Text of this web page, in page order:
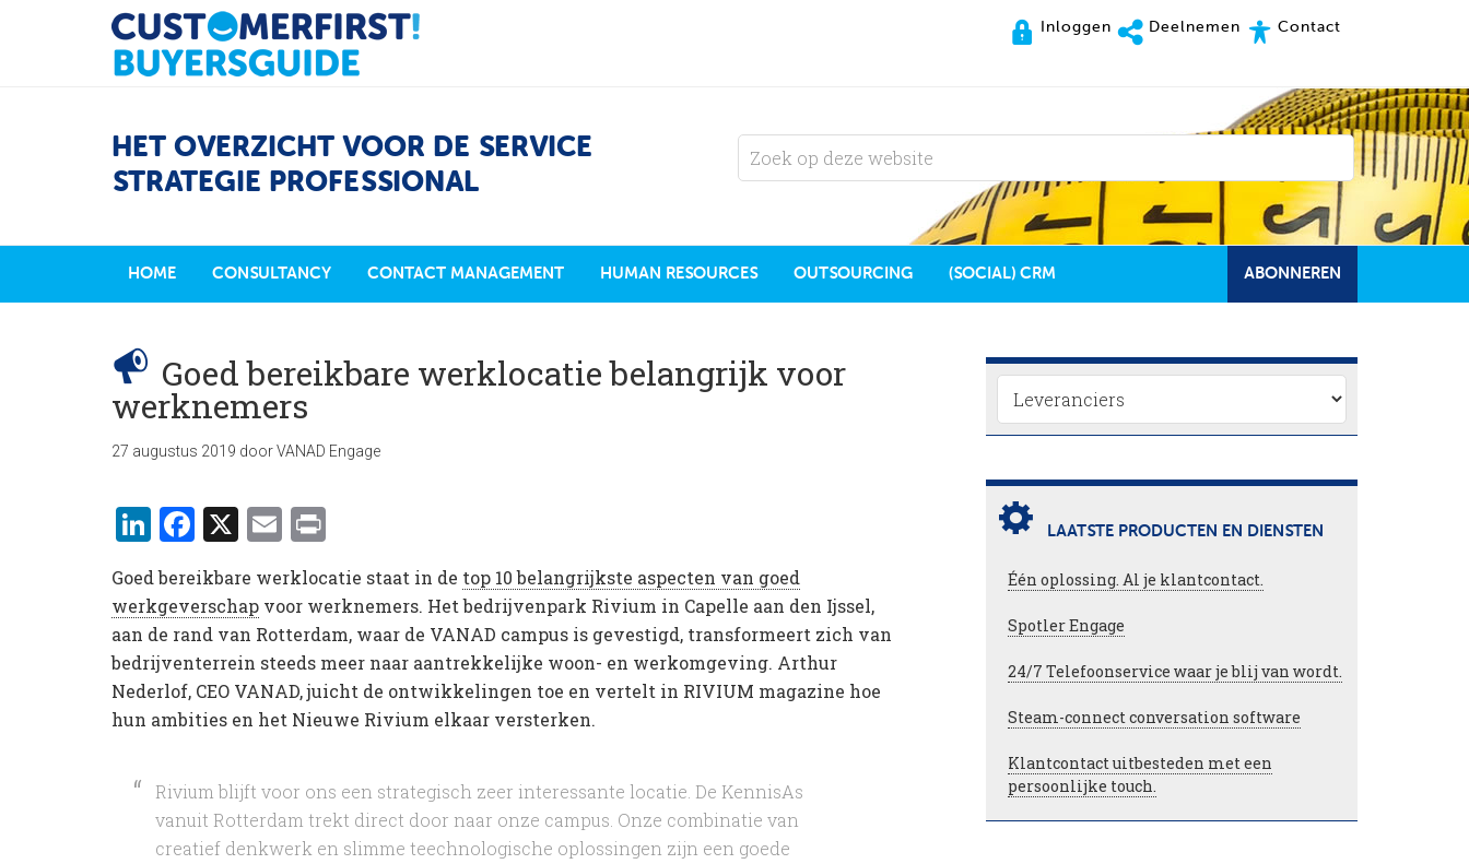
Inloggen Deelnemen Contact
HET OVERZICHT VOOR DE SERVICE
STRATEGIE PROFESSIONAL
HOME CONSULTANCY CONTACT MANAGEMENT HUMAN RESOURCES OUTSOURCING (SOCIAL) CRM ABONNEREN
Goed bereikbare werklocatie belangrijk voor
werknemers
27 augustus 2019 doorVANAD Engage
LinkedIn
Facebook
X Email
Goed bereikbare werklocatie staat in de top 10 belangrijkste aspecten van goed
werkgeverschap voor werknemers. Het bedrijvenpark Rivium in Capelle aan den Ijssel,
aan de rand van Rotterdam, waar de VANAD campus is gevestigd, transformeert zich van
bedrijventerrein steeds meer naar aantrekkelijke woon- en werkomgeving. Arthur
Nederlof, CEO VANAD, juicht de ontwikkelingen toe en vertelt in RIVIUM magazine hoe
hun ambities en het Nieuwe Rivium elkaar versterken.
Rivium blijft voor ons een strategisch zeer interessante locatie. De KennisAs
vanuit Rotterdam trekt direct door naar onze campus. Onze combinatie van
creatief denkwerk en slimme teechnologische oplossingen zijn een goede
LAATSTE PRODUCTEN EN DIENSTEN
Één oplossing. Al je klantcontact.
Spotler Engage
24/7 Telefoonservice waar je blij van wordt.
Steam-connect conversation software
Klantcontact uitbesteden met een
persoonlijke touch.